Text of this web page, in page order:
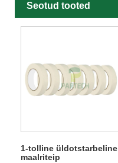
Seotud tooted
1-tolline üldotstarbeline
maalriteip